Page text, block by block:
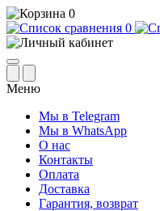
0
0
Меню
Мы в Telegram
Мы в WhatsApp
О нас
Контакты
Оплата
Доставка
Гарантия, возврат